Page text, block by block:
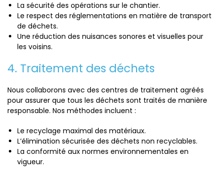
La sécurité des opérations sur le chantier.
Le respect des réglementations en matière de transport
de déchets.
Une réduction des nuisances sonores et visuelles pour
les voisins.
4. Traitement des déchets
Nous collaborons avec des centres de traitement agréés
pour assurer que tous les déchets sont traités de manière
responsable. Nos méthodes incluent :
Le recyclage maximal des matériaux.
L’élimination sécurisée des déchets non recyclables.
La conformité aux normes environnementales en
vigueur.